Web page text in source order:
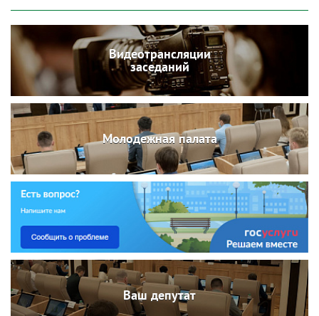
Видеотрансляции
заседаний
Молодежная палата
Ваш депутат